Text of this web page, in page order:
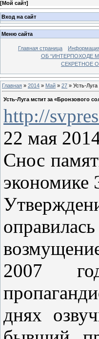
[Мой сайт]
Вход на сайт
Меню сайта
Главная страница
ОБ “ИНТЕРПОХОДЕ
СЕКРЕТНОЕ
Главная » 2014 » Май » 27 » Усть-Луга
Усть-Луга мстит за «Бронзового
http://
22 мая
Снос
экономике
2007
днях